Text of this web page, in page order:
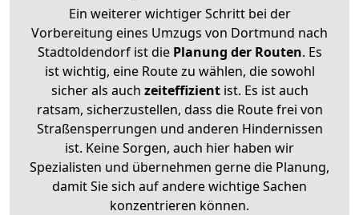
Ein weiterer wichtiger Schritt bei der
Vorbereitung eines Umzugs von Dortmund nach
Stadtoldendorf ist diePlanung der Routen. Es
ist wichtig, eine Route zu wählen, die sowohl
sicher als auch zeiteffizientist. Es ist auch
ratsam, sicherzustellen, dass die Route frei von
Straßensperrungen und anderen Hindernissen
ist. Keine Sorgen, auch hier haben wir
Spezialisten und übernehmen gerne die Planung,
damit Sie sich auf andere wichtige Sachen
konzentrieren können.